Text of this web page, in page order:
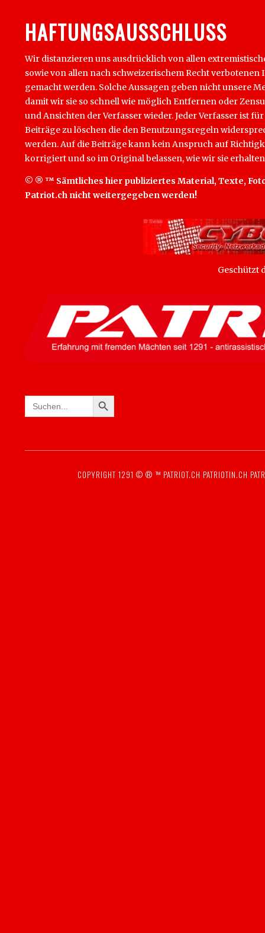
HAFTUNGSAUSSCHLUSS
Wir distanzieren uns ausdrücklich von allen
sowie von allen nach schweizerischem Recht
gemacht werden. Solche Aussagen geben nicht unsere
damit wir sie so schnell wie möglich Entfernen oder
und Ansichten der Verfasser wieder. Jeder Verfasser ist
Beiträge zu löschen die den Benutzungsregeln
werden. Auf die Beiträge kann kein Anspruch auf
korrigiert und so im Original belassen, wie wir sie
© ® ™ Sämtliches hier publiziertes Material, Texte,
Patriot.ch nicht weitergegeben werden!
Geschützt
Search
for:
SEARCH BUTTON
COPYRIGHT 1291 © ® ™ PATRIOT.CH PATRIOTIN.CH